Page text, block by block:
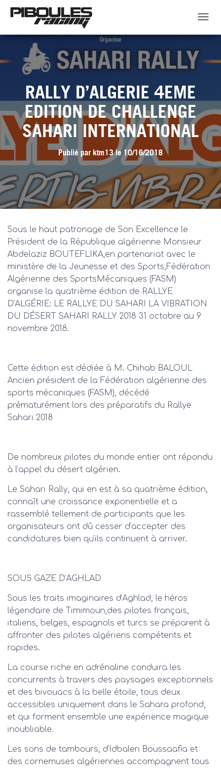
É
I
A
N
A
V
G
T
I
O
N
RALLY D’ALGERIE 4EME
EDITION DE CHALLENGE
SAHARI INTERNATIONAL
Publié par ktm13le10/16/2018
Sous le haut patronage de Son Excellence le
Président de la République algérienne Monsieur
Abdelaziz BOUTEFLIKA,en partenariat avec le
ministère de la Jeunesse et des Sports,Fédération
Algérienne des SportsMécaniques (FASM)
organise la quatrième édition de RALLYE
D’ALGÉRIE: LE RALLYE DU SAHARI LA VIBRATION
DU DÉSERT SAHARI RALLY 2018 31 octobre au 9
novembre 2018.
Cette édition est dédiée à M. Chihab BALOUL
Ancien président de la Fédération algérienne des
sports mécaniques (FASM), décédé
prématurément lors des préparatifs du Rallye
Sahari 2018
De nombreux pilotes du monde entier ont répondu
à l’appel du désert algérien.
Le Sahari Rally, qui en est à sa quatrième édition,
connaît une croissance exponentielle et a
rassemblé tellement de participants que les
organisateurs ont dû cesser d’accepter des
candidatures bien qu’ils continuent à arriver.
SOUS GAZE D’AGHLAD
Sous les traits imaginaires d’Aghlad, le héros
légendaire de Timimoun,des pilotes français,
italiens, belges, espagnols et turcs se préparent à
affronter des pilotes algériens compétents et
rapides.
La course riche en adrénaline conduira les
concurrents à travers des paysages exceptionnels
et des bivouacs à la belle étoile, tous deux
accessibles uniquement dans le Sahara profond,
et qui forment ensemble une expérience magique
inoubliable.
Les sons de tambours, d’Idbalen Boussaafia et
des cornemuses algériennes accompagnent tous